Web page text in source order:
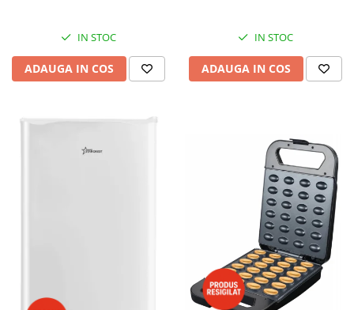
IN STOC
ADAUGA IN COS
IN STOC
ADAUGA IN COS